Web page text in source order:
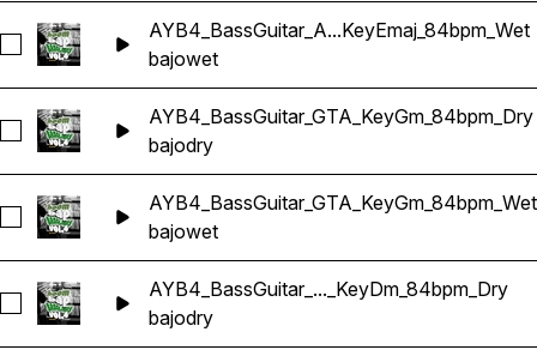
Seleccionar AYB4_BassGuitar_Attitude_KeyEmaj_84bpm_Wet
AYB4_BassGuitar_A...KeyEmaj_84bpm_Wet
bajowet
Seleccionar AYB4_BassGuitar_GTA_KeyGm_84bpm_Dry
AYB4_BassGuitar_GTA_KeyGm_84bpm_Dry
bajodry
Seleccionar AYB4_BassGuitar_GTA_KeyGm_84bpm_Wet
AYB4_BassGuitar_GTA_KeyGm_84bpm_Wet
bajowet
Seleccionar AYB4_BassGuitar_Garbage_KeyDm_84bpm_Dry
AYB4_BassGuitar_..._KeyDm_84bpm_Dry
bajodry